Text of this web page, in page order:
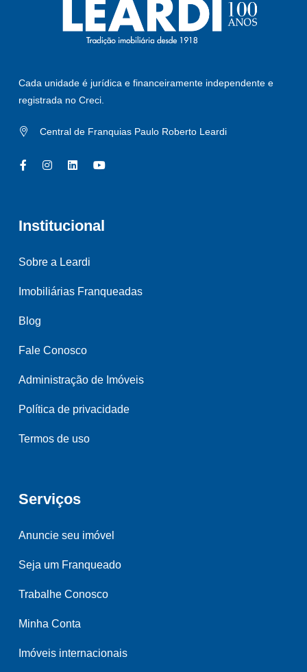
Cada unidade é jurídica e financeiramente independente e
registrada no Creci.
Central de Franquias Paulo Roberto Leardi
Institucional
Sobre a Leardi
Imobiliárias Franqueadas
Blog
Fale Conosco
Administração de Imóveis
Política de privacidade
Termos de uso
Serviços
Anuncie seu imóvel
Seja um Franqueado
Trabalhe Conosco
Minha Conta
Imóveis internacionais